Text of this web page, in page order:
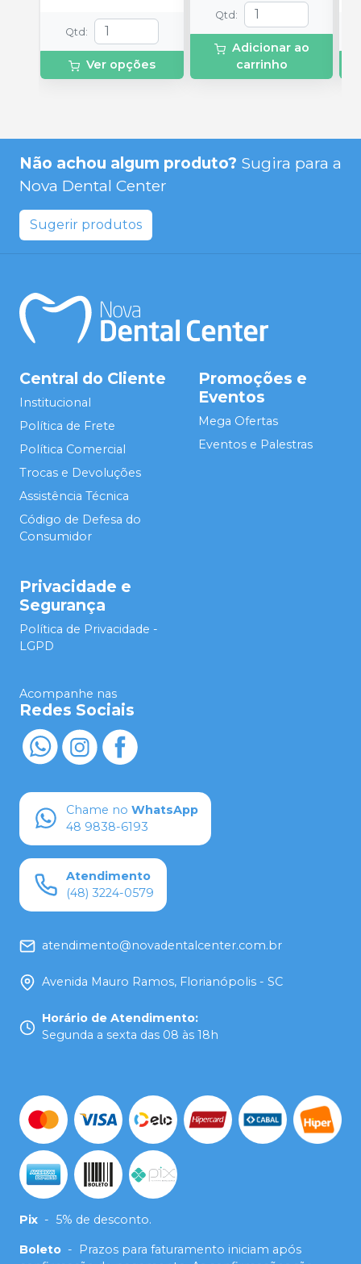
Qtd :
Ver opções
Qtd :
Adicionar ao
carrinho
Não achou algum produto? Sugira para a
Nova Dental Center
Sugerir produtos
Central do Cliente
Institucional
Política de Frete
Política Comercial
Trocas e Devoluções
Assistência Técnica
Código de Defesa do
Consumidor
Promoções e
Eventos
Mega Ofertas
Eventos e Palestras
Privacidade e
Segurança
Política de Privacidade -
LGPD
Acompanhe nas
Redes Sociais
Chame no WhatsApp
48 9838-6193
Atendimento
(48) 3224-0579
atendimento@novadentalcenter.com.br
Avenida Mauro Ramos, Florianópolis - SC
Horário de Atendimento:
Segunda a sexta das 08 às 18h
Pix - 5% de desconto.
Boleto -
Prazos para faturamento iniciam após